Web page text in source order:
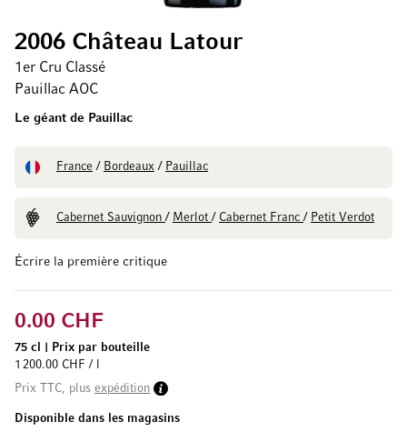
Écrire la première critique
2006 Château Latour
1er Cru Classé
Pauillac AOC
Le géant de Pauillac
France / Bordeaux / Pauillac
Cabernet Sauvignon/ Merlot/ Cabernet Franc/ Petit Verdot
0.00 CHF
75 cl
Prix par bouteille
1 200.00 CHF / l
Prix TTC, plus expédition
Disponible dans les magasins